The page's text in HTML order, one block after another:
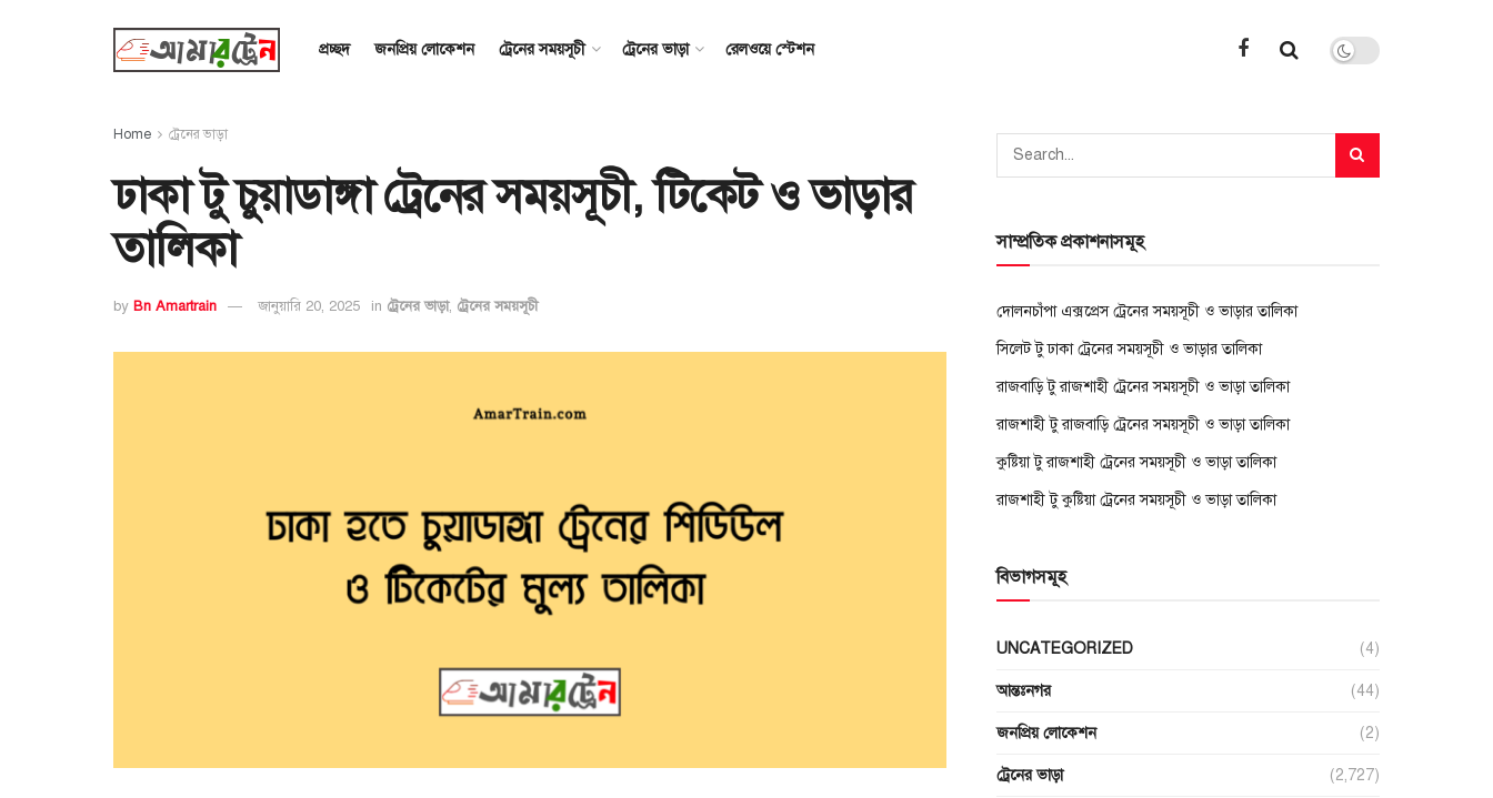
প্রচ্ছদ জনপ্রিয় লোকেশন ট্রেনের সময়সূচী ট্রেনের ভাড়া রেলওয়ে স্টেশন
Home ট্রেনের ভাড়া
ঢাকা টু চুয়াডাঙ্গা ট্রেনের সময়সূচী, টিকেট ও ভাড়ার
তালিকা
by Bn Amartrain জানুয়ারি 20, 2025 in ট্রেনের ভাড়া, ট্রেনের সময়সূচী
সাম্প্রতিক প্রকাশনাসমূহ
দোলনচাঁপা এক্সপ্রেস ট্রেনের সময়সূচী ও ভাড়ার তালিকা
সিলেট টু ঢাকা ট্রেনের সময়সূচী ও ভাড়ার তালিকা
রাজবাড়ি টু রাজশাহী ট্রেনের সময়সূচী ও ভাড়া তালিকা
রাজশাহী টু রাজবাড়ি ট্রেনের সময়সূচী ও ভাড়া তালিকা
কুষ্টিয়া টু রাজশাহী ট্রেনের সময়সূচী ও ভাড়া তালিকা
রাজশাহী টু কুষ্টিয়া ট্রেনের সময়সূচী ও ভাড়া তালিকা
বিভাগসমূহ
UNCATEGORIZED (4)
আন্তঃনগর (44)
জনপ্রিয় লোকেশন (2)
ট্রেনের ভাড়া (2,727)